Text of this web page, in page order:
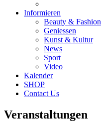
Informieren
Beauty & Fashion
Geniessen
Kunst & Kultur
News
Sport
Video
Kalender
SHOP
Contact Us
Veranstaltungen